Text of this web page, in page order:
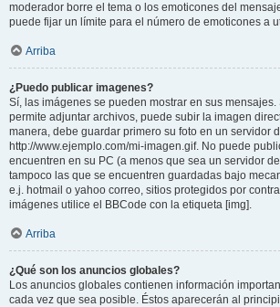
moderador borre el tema o los emoticones del
puede fijar un límite para el número de emoticones a
Arriba
¿Puedo publicar imagenes?
Sí, las imágenes se pueden mostrar en sus
permite adjuntar archivos, puede subir la imagen
manera, debe guardar primero su foto en un servidor
http://www.ejemplo.com/mi-imagen.gif. No puede
encuentren en su PC (a menos que sea un servidor
tampoco las que se encuentren guardadas bajo
e.j. hotmail o yahoo correo, sitios protegidos por
imágenes utilice el BBCode con la etiqueta [img].
Arriba
¿Qué son los anuncios globales?
Los anuncios globales contienen información
cada vez que sea posible. Éstos aparecerán al